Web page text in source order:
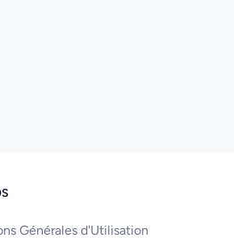
Générales d'Utilisation